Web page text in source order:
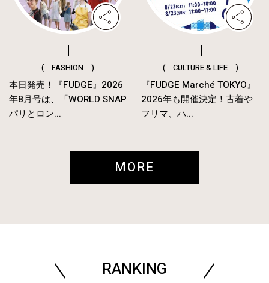
( FASHION )
本日発売！『FUDGE』2026
年8月号は、「WORLD SNAP
パリとロン...
( CULTURE & LIFE )
『FUDGE Marché TOKYO』
2026年も開催決定！古着や
フリマ、ハ...
MORE
RANKING